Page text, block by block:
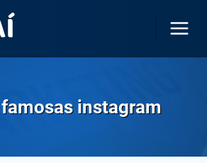
instagram